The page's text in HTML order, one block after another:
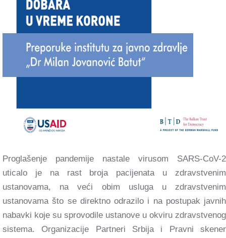
Proglašenje pandemije nastale virusom SARS-CoV-2
uticalo je na rast broja pacijenata u zdravstvenim
ustanovama, na veći obim usluga u zdravstvenim
ustanovama što se direktno odrazilo i na postupak javnih
nabavki koje su sprovodile ustanove u okviru zdravstvenog
sistema. Organizacije Partneri Srbija i Pravni skener